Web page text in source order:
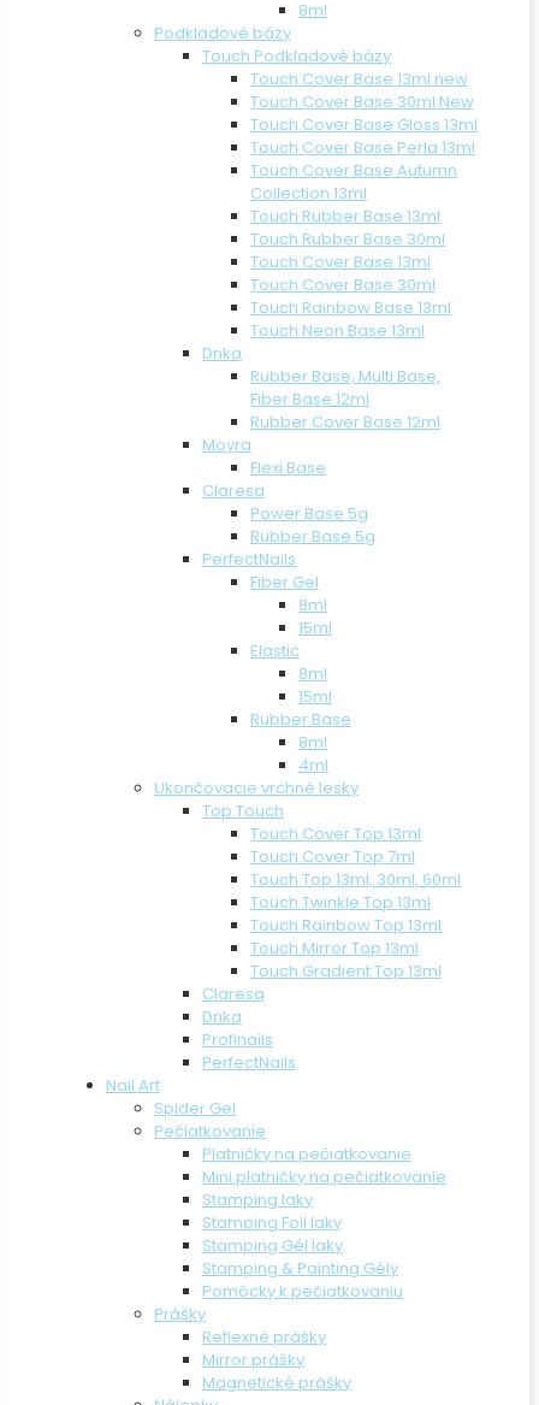
8ml
Podkladové bázy
Touch Podkladové bázy
Touch Cover Base 13ml new
Touch Cover Base 30ml New
Touch Cover Base Gloss 13ml
Touch Cover Base Perla 13ml
Touch Cover Base Autumn
Collection 13ml
Touch Rubber Base 13ml
Touch Rubber Base 30ml
Touch Cover Base 13ml
Touch Cover Base 30ml
Touch Rainbow Base 13ml
Touch Neon Base 13ml
Dnka
Rubber Base, Multi Base,
Fiber Base 12ml
Rubber Cover Base 12ml
Moyra
Flexi Base
Claresa
Power Base 5g
Rubber Base 5g
PerfectNails
Fiber Gel
8ml
15ml
Elastic
8ml
15ml
Rubber Base
8ml
4ml
Ukončovacie vrchné lesky
Top Touch
Touch Cover Top 13ml
Touch Cover Top 7ml
Touch Top 13ml, 30ml, 60ml
Touch Twinkle Top 13ml
Touch Rainbow Top 13ml
Touch Mirror Top 13ml
Touch Gradient Top 13ml
Claresa
Dnka
Profinails
PerfectNails
Nail Art
Spider Gel
Pečiatkovanie
Platničky na pečiatkovanie
Mini platničky na pečiatkovanie
Stamping laky
Stamping Foil laky
Stamping Gél laky
Stamping & Painting Gély
Pomôcky k pečiatkovaniu
Prášky
Reflexné prášky
Mirror prášky
Magnetické prášky